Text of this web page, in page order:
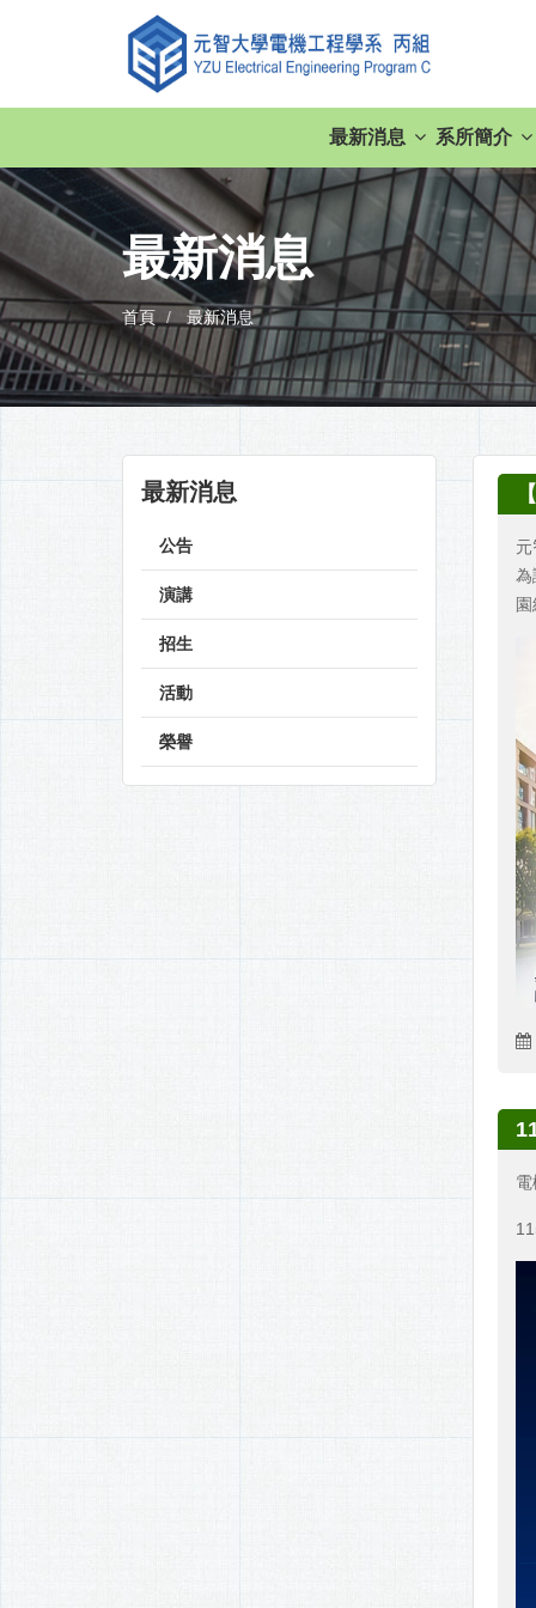
最新消息 系所簡介
最新消息
首頁 最新消息
最新消息
公告
演講
招生
活動
榮譽
為